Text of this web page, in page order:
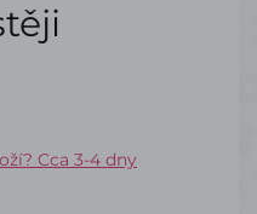
Cca 3-4 dny